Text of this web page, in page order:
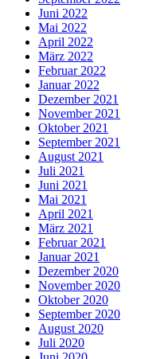
Juni 2022
Mai 2022
April 2022
März 2022
Februar 2022
Januar 2022
Dezember 2021
November 2021
Oktober 2021
September 2021
August 2021
Juli 2021
Juni 2021
Mai 2021
April 2021
März 2021
Februar 2021
Januar 2021
Dezember 2020
November 2020
Oktober 2020
September 2020
August 2020
Juli 2020